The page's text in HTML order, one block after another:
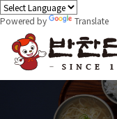
Powered by Translate